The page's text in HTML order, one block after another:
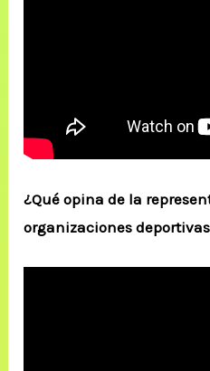
¿Qué opina de la
organizaciones